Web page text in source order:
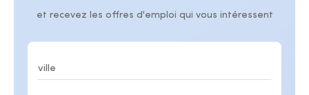
et recevez les offres d'emploi qui vous intéressent